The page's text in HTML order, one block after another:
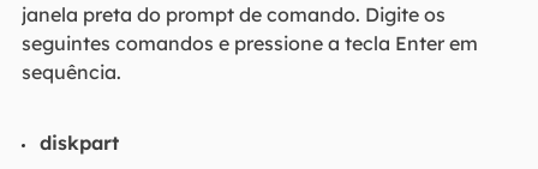
janela preta do prompt de comando. Digite os
seguintes comandos e pressione a tecla Enter em
sequência.
diskpart